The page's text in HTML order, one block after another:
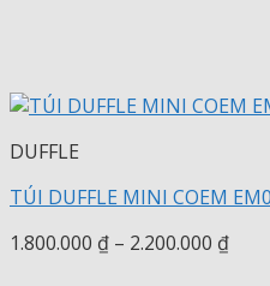
DUFFLE
TÚI DUFFLE MINI COEM
1.800.000 ₫ – 2.200.000 ₫